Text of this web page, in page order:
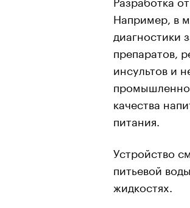
Например, в
диагностики
препаратов,
инсультов и
качества
питания.
Устройство
питьевой
жидкостях.